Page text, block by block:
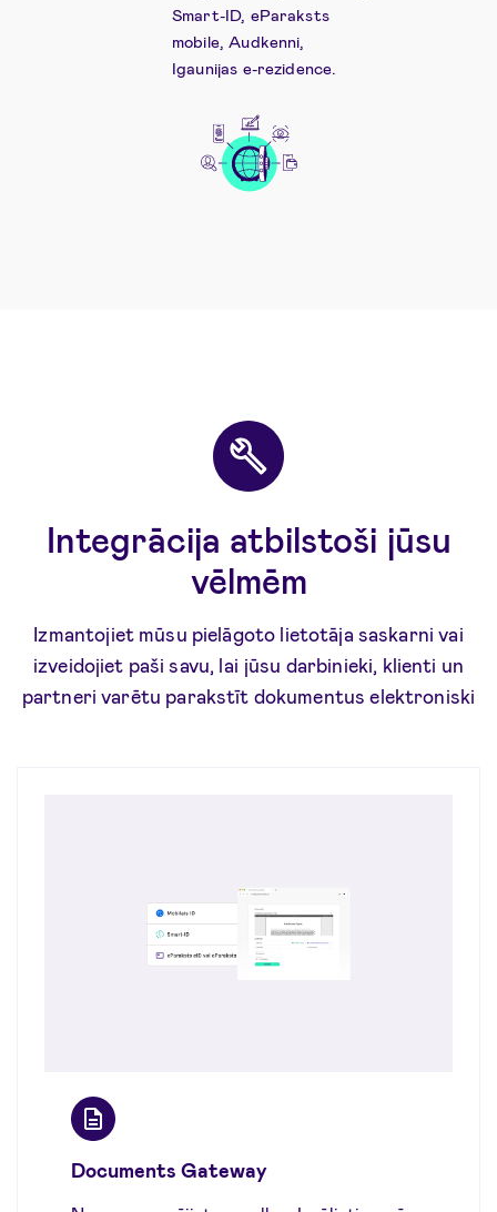
Smart-ID, eParaksts
mobile, Audkenni,
Igaunijas e-rezidence.
Integrācija atbilstoši jūsu
vēlmēm
Izmantojiet mūsu pielāgoto lietotāja saskarni vai
izveidojiet paši savu, lai jūsu darbinieki, klienti un
partneri varētu parakstīt dokumentus elektroniski
Documents Gateway